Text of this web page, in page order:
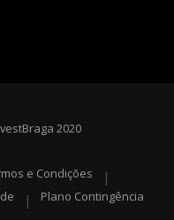
2020
e Condições |
| Plano Contingência